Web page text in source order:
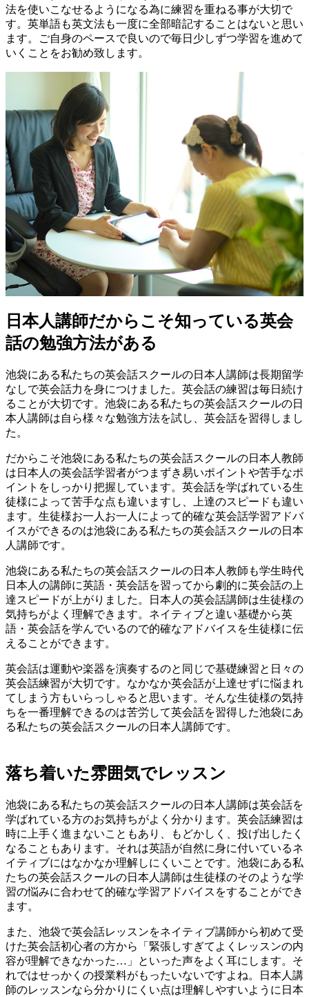
法を使いこなせるようになる為に練習を重ねる事が大切で
す。英単語も英文法も一度に全部暗記することはないと思い
ます。ご自身のペースで良いので毎日少しずつ学習を進めて
いくことをお勧め致します。
日本人講師だからこそ知っている英会
話の勉強方法がある
池袋にある私たちの英会話スクールの日本人講師は長期留学
なしで英会話力を身につけました。英会話の練習は毎日続け
ることが大切です。池袋にある私たちの英会話スクールの日
本人講師は自ら様々な勉強方法を試し、英会話を習得しまし
た。
だからこそ池袋にある私たちの英会話スクールの日本人教師
は日本人の英会話学習者がつまずき易いポイントや苦手なポ
イントをしっかり把握しています。英会話を学ばれている生
徒様によって苦手な点も違いますし、上達のスピードも違い
ます。生徒様お一人お一人によって的確な英会話学習アドバ
イスができるのは池袋にある私たちの英会話スクールの日本
人講師です。
池袋にある私たちの英会話スクールの日本人教師も学生時代
日本人の講師に英語・英会話を習ってから劇的に英会話の上
達スピードが上がりました。日本人の英会話講師は生徒様の
気持ちがよく理解できます。ネイティブと違い基礎から英
語・英会話を学んでいるので的確なアドバイスを生徒様に伝
えることができます。
英会話は運動や楽器を演奏するのと同じで基礎練習と日々の
英会話練習が大切です。なかなか英会話が上達せずに悩まれ
てしまう方もいらっしゃると思います。そんな生徒様の気持
ちを一番理解できるのは苦労して英会話を習得した池袋にあ
る私たちの英会話スクールの日本人講師です。
落ち着いた雰囲気でレッスン
池袋にある私たちの英会話スクールの日本人講師は英会話を
学ばれている方のお気持ちがよく分かります。英会話練習は
時に上手く進まないこともあり、もどかしく、投げ出したく
なることもあります。それは英語が自然に身に付いているネ
イティブにはなかなか理解しにくいことです。池袋にある私
たちの英会話スクールの日本人講師は生徒様のそのような学
習の悩みに合わせて的確な学習アドバイスをすることができ
ます。
また、池袋で英会話レッスンをネイティブ講師から初めて受
けた英会話初心者の方から「緊張しすぎてよくレッスンの内
容が理解できなかった…」といった声をよく耳にします。そ
れではせっかくの授業料がもったいないですよね。日本人講
師のレッスンなら分かりにくい点は理解しやすいように日本